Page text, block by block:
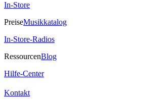
In-Store
PreiseMusikkatalog
In-Store-Radios
RessourcenBlog
Hilfe-Center
Kontakt